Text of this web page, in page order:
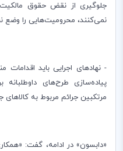
جلوگیری از نقض حقوق
نمی‌کنند، محرومیت‌هایی را وضع
- نهادهای اجرایی باید اقدامات
پیاده‌سازی طرح‌های داوطلبانه
مرتکبین جرائم مربوط به
«دابسون» در ادامه، گفت: